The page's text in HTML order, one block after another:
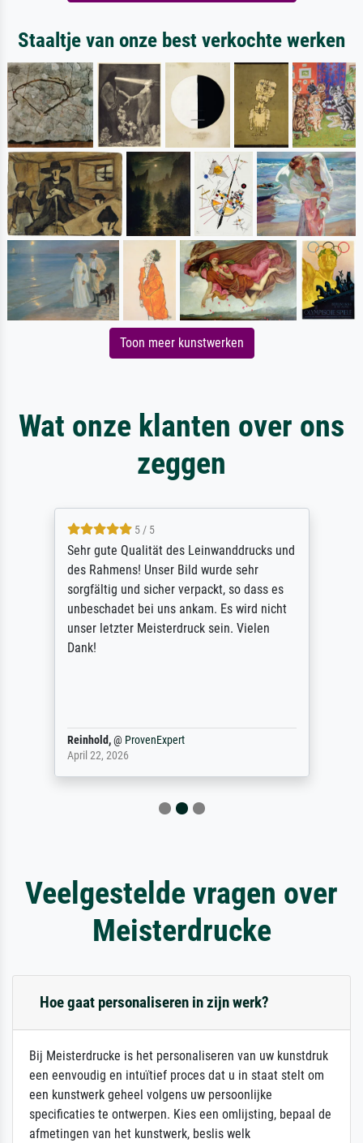
Staaltje van onze best verkochte werken
Toon meer kunstwerken
Wat onze klanten over ons
zeggen
5 / 5
Sehr gute Qualität des Leinwanddrucks und
des Rahmens! Unser Bild wurde sehr
sorgfältig und sicher verpackt, so dass es
unbeschadet bei uns ankam. Es wird nicht
unser letzter Meisterdruck sein. Vielen
Dank!
Reinhold,@ ProvenExpert
April 22, 2026
Veelgestelde vragen over
Meisterdrucke
Hoe gaat personaliseren in zijn werk?
Bij Meisterdrucke is het personaliseren van uw kunstdruk
een eenvoudig en intuïtief proces dat u in staat stelt om
een kunstwerk geheel volgens uw persoonlijke
specificaties te ontwerpen. Kies een omlijsting, bepaal de
afmetingen van het kunstwerk, beslis welk